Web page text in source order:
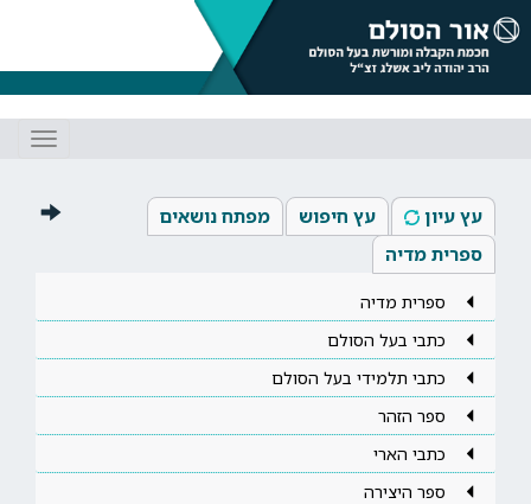
עץ עיון עץ חיפוש
מפתח נושאים
ספרית מדיה
ספרית מדיה
כתבי בעל הסולם
כתבי תלמידי בעל הסולם
ספר הזהר
כתבי הארי
ספר היצירה